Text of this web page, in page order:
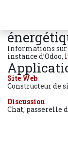
Informations
instance d’Odoo,
Site Web
Constructeur de
Discussion
Chat, passerelle